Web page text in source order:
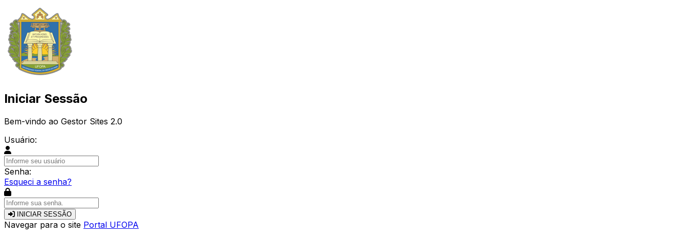
Iniciar Sessão
Bem-vindo ao Gestor Sites 2.0
Usuário:
Senha:
Esqueci a senha?
INICIAR SESSÃO
Navegar para o site Portal UFOPA